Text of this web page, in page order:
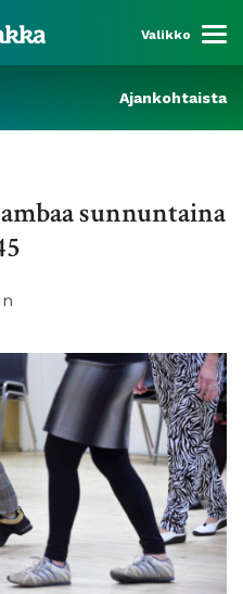
Valikko
Ajankohtaista
sunnuntaina